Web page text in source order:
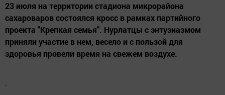
23 июля на территории стадиона микрорайона
сахароваров состоялся кросс в рамках партийного
проекта "Крепкая семья". Нурлатцы с энтузиазмом
приняли участие в нем, весело и с пользой для
здоровья провели время на свежем воздухе.
.